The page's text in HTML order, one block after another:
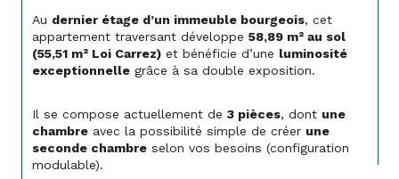
Au dernier étage d’un immeuble bourgeois, cet
appartement traversant développe 58,89 m² au sol
(55,51 m² Loi Carrez) et bénéficie d’une luminosité
exceptionnelle grâce à sa double exposition.
Il se compose actuellement de 3 pièces, dont une
chambre avec la possibilité simple de créer une
seconde chambre selon vos besoins (configuration
modulable).